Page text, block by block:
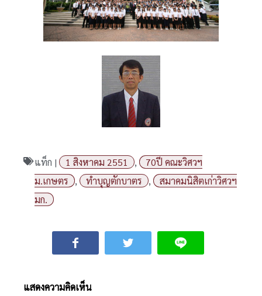
แท็ก | 1 สิงหาคม 2551 ,
70ปี คณะวิศวฯ
ม.เกษตร
, ทำบุญตักบาตร ,
สมาคมนิสิตเก่าวิศวฯ
มก.
แสดงความคิดเห็น